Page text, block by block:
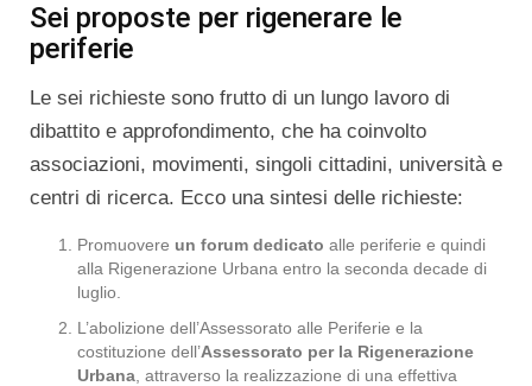
Sei proposte per rigenerare le
periferie
Le sei richieste sono frutto di un lungo lavoro di
dibattito e approfondimento, che ha coinvolto
associazioni, movimenti, singoli cittadini, università e
centri di ricerca. Ecco una sintesi delle richieste:
Promuovere un forum dedicato alle periferie e quindi
alla Rigenerazione Urbana entro la seconda decade di
luglio.
L’abolizione dell’Assessorato alle Periferie e la
costituzione dell’Assessorato per la Rigenerazione
Urbana , attraverso la realizzazione di una effettiva